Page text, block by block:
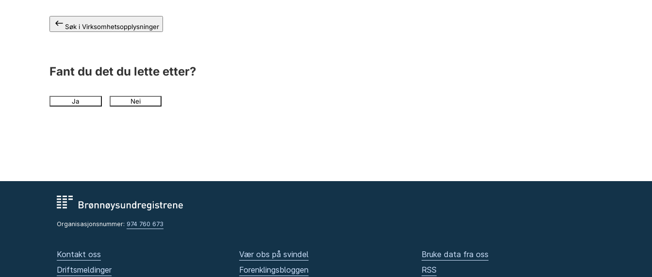
Søk i Virksomhetsopplysninger
Fant du det du lette etter?
Ja Nei
Organisasjonsnummer: 974 760 673
Kontakt oss
Driftsmeldinger
Vær obs på svindel
Forenklingsbloggen
Bruke data fra oss
RSS